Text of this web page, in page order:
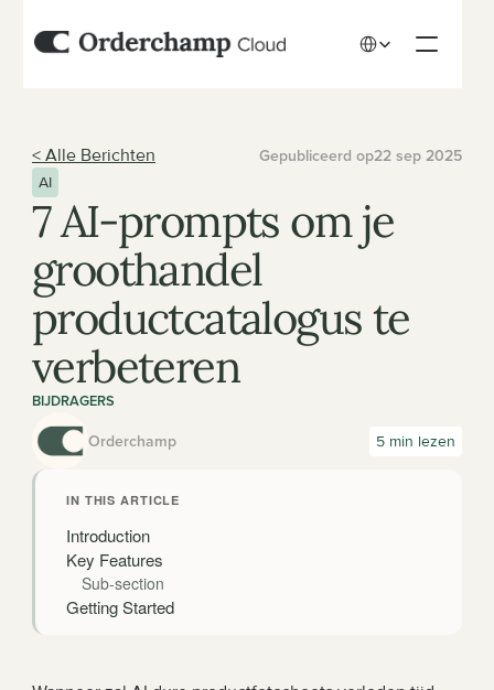
< Alle Berichten Gepubliceerd op22 sep 2025
AI
7 AI-prompts om je
groothandel
productcatalogus te
verbeteren
BIJDRAGERS
Orderchamp 5 min lezen
IN THIS ARTICLE
Introduction
Key Features
Sub-section
Getting Started